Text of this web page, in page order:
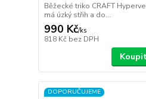
Běžecké triko CRAFT
má úzký střih a do...
990 Kč/ks
818 Kč bez DPH
DOPORUČUJEME